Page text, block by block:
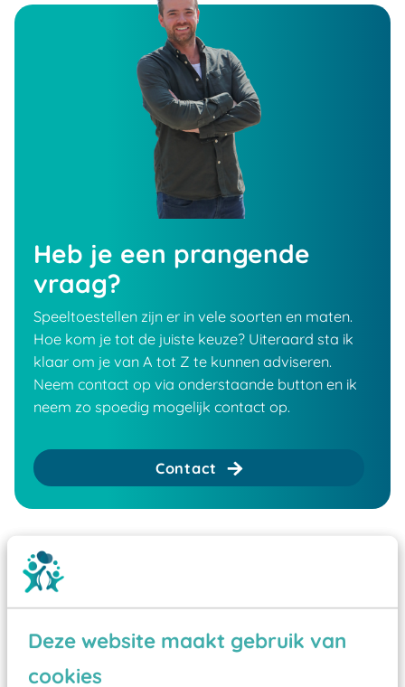
Deze website maakt gebruik van
cookies
Heb je een prangende
vraag?
Speeltoestellen zijn er in vele soorten en maten.
Hoe kom je tot de juiste keuze? Uiteraard sta ik
klaar om je van A tot Z te kunnen adviseren.
Neem contact op via onderstaande button en ik
neem zo spoedig mogelijk contact op.
Contact